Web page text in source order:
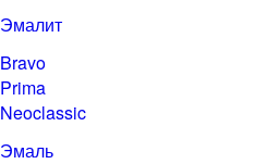
Эмалит
Bravo
Prima
Neoclassic
Эмаль